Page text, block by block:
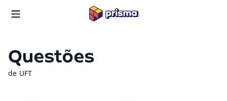
Questões
de UFT